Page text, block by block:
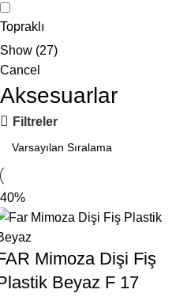
Topraklı
Show (27)
Cancel
Aksesuarlar
Filtreler
Mimoza Dişi Fiş
Beyaz F 17